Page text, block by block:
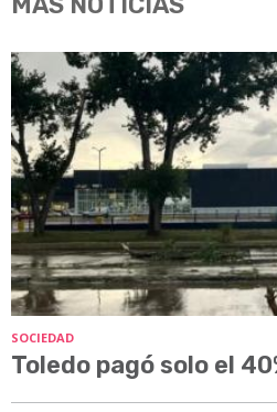
SOCIEDAD
Toledo pagó solo el